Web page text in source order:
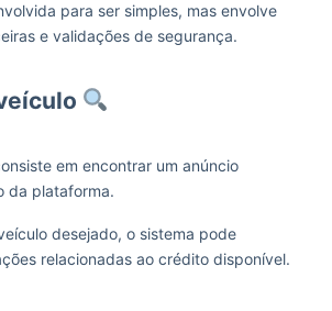
para ser simples, mas envolve
e validações de segurança.
em encontrar um anúncio
da plataforma.
desejado, o sistema pode
relacionadas ao crédito disponível.